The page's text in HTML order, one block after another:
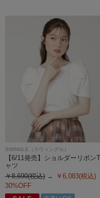
SWINGLE（スウィングル）
【6/11発売】ショルダーリボン
ャツ
￥8,690(税込)
￥6,083(税込)
30%OFF